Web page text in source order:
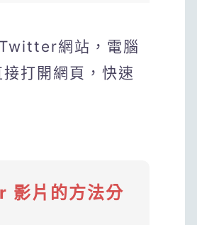
網站，電腦
打開網頁，快速
片的方法分